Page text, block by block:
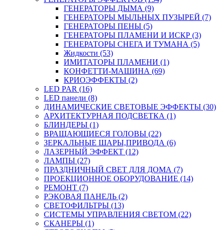
ГЕНЕРАТОРЫ ДЫМА (9)
ГЕНЕРАТОРЫ МЫЛЬНЫХ ПУЗЫРЕЙ (7)
ГЕНЕРАТОРЫ ПЕНЫ (5)
ГЕНЕРАТОРЫ ПЛАМЕНИ И ИСКР (3)
ГЕНЕРАТОРЫ СНЕГА И ТУМАНА (5)
Жидкости (53)
ИМИТАТОРЫ ПЛАМЕНИ (1)
КОНФЕТТИ-МАШИНА (69)
КРИОЭФФЕКТЫ (2)
LED PAR (16)
LED панели (8)
ДИНАМИЧЕСКИЕ СВЕТОВЫЕ ЭФФЕКТЫ (30)
АРХИТЕКТУРНАЯ ПОДСВЕТКА (1)
БЛИНДЕРЫ (1)
ВРАЩАЮЩИЕСЯ ГОЛОВЫ (22)
ЗЕРКАЛЬНЫЕ ШАРЫ,ПРИВОДА (6)
ЛАЗЕРНЫЙ ЭФФЕКТ (12)
ЛАМПЫ (27)
ПРАЗДНИЧНЫЙ СВЕТ ДЛЯ ДОМА (7)
ПРОЕКЦИОННОЕ ОБОРУДОВАНИЕ (14)
РЕМОНТ (7)
РЭКОВАЯ ПАНЕЛЬ (2)
СВЕТОФИЛЬТРЫ (13)
СИСТЕМЫ УПРАВЛЕНИЯ СВЕТОМ (22)
СКАНЕРЫ (1)